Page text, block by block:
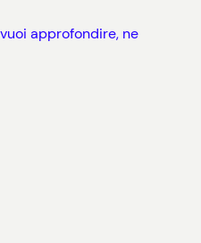
vuoi approfondire, ne